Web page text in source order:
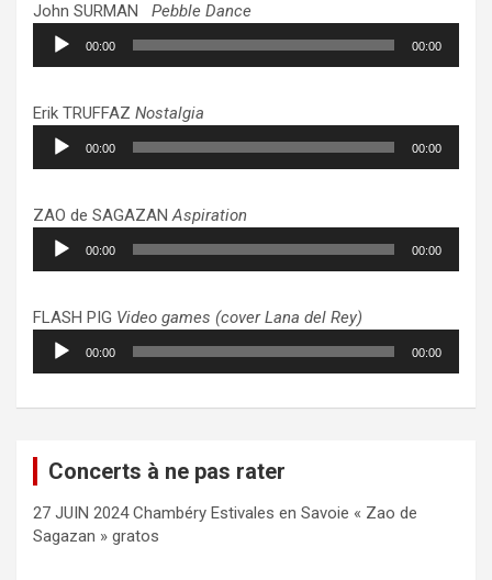
John SURMAN Pebble Dance
Lecteur
audio
00:00 00:00
Erik TRUFFAZ Nostalgia
Lecteur
audio
00:00 00:00
ZAO de SAGAZANAspiration
Lecteur
audio
00:00 00:00
FLASH PIG Video games (cover Lana del Rey)
Lecteur
audio
00:00 00:00
Concerts à ne pas rater
27 JUIN 2024 Chambéry Estivales en Savoie « Zao de
Sagazan » gratos